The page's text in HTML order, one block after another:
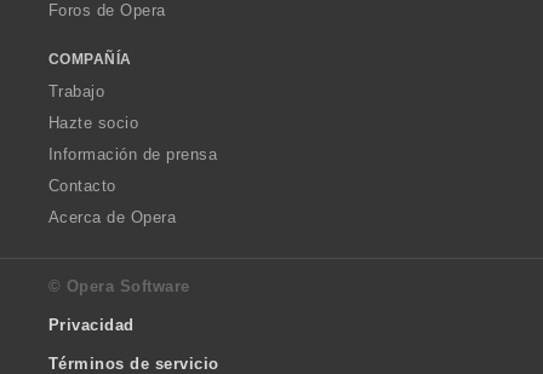
Foros de Opera
COMPAÑÍA
Trabajo
Hazte socio
Información de prensa
Contacto
Acerca de Opera
© Opera Software
Privacidad
Términos de servicio